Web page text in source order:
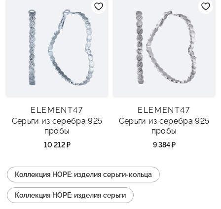
ELEMENT47
Серьги из серебра 925
пробы
10 212 ₽
ELEMENT47
Серьги из серебра 925
пробы
9 384 ₽
Коллекция HOPE: изделия серьги-кольца
Коллекция HOPE: изделия серьги